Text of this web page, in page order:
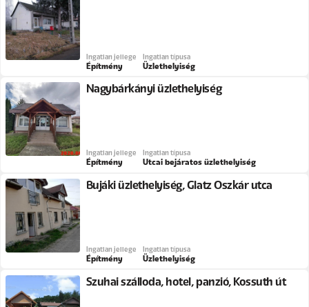
Ingatlan jellege
Építmény
Ingatlan típusa
Üzlethelyiség
Nagybárkányi üzlethelyiség
Ingatlan jellege
Építmény
Ingatlan típusa
Utcai bejáratos üzlethelyiség
Bujáki üzlethelyiség, Glatz Oszkár utca
Ingatlan jellege
Építmény
Ingatlan típusa
Üzlethelyiség
Szuhai szálloda, hotel, panzió, Kossuth út